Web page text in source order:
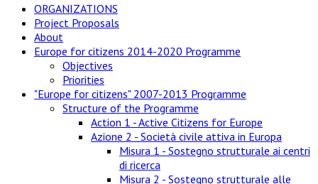
ORGANIZATIONS
Project Proposals
About
Europe for citizens 2014-2020 Programme
Objectives
Priorities
"Europe for citizens" 2007-2013 Programme
Structure of the Programme
Action 1 - Active Citizens for Europe
Azione 2 - Società civile attiva in Europa
Misura 1 - Sostegno strutturale ai centri
di ricerca
Misura 2 - Sostegno strutturale alle